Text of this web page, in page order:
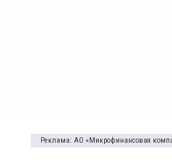
Реклама: АО «Микрофинансовая